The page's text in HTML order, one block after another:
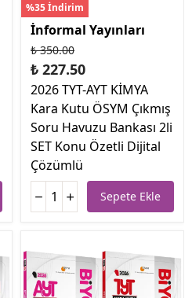
%35 İndirim
İnformal Yayınları
₺ 350.00
₺ 227.50
2026 TYT-AYT KİMYA
Kara Kutu ÖSYM Çıkmış
Soru Havuzu Bankası 2li
SET Konu Özetli Dijital
Çözümlü
Sepete Ekle